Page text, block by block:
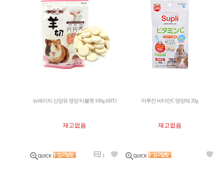
뉴에이지 산양유 영양 타블렛 100g (60T)
재고없음
1
마루칸 비타민C 영양제 20g
재고없음